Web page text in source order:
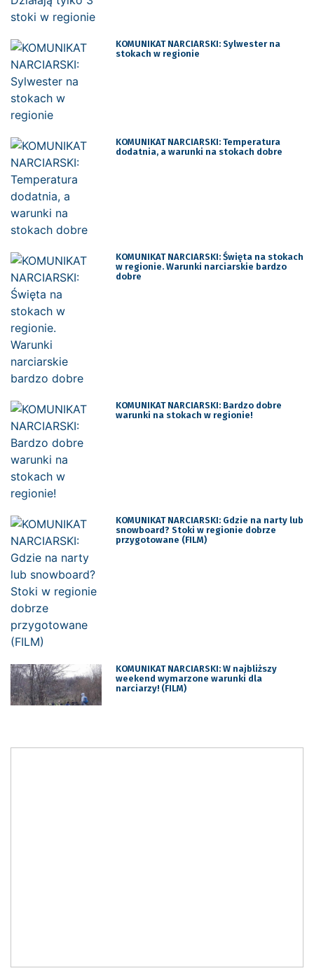
KOMUNIKAT NARCIARSKI: Sylwester na
stokach w regionie
KOMUNIKAT NARCIARSKI: Temperatura
dodatnia, a warunki na stokach dobre
KOMUNIKAT NARCIARSKI: Święta na stokach
w regionie. Warunki narciarskie bardzo
dobre
KOMUNIKAT NARCIARSKI: Bardzo dobre
warunki na stokach w regionie!
KOMUNIKAT NARCIARSKI: Gdzie na narty lub
snowboard? Stoki w regionie dobrze
przygotowane (FILM)
KOMUNIKAT NARCIARSKI: W najbliższy
weekend wymarzone warunki dla
narciarzy! (FILM)